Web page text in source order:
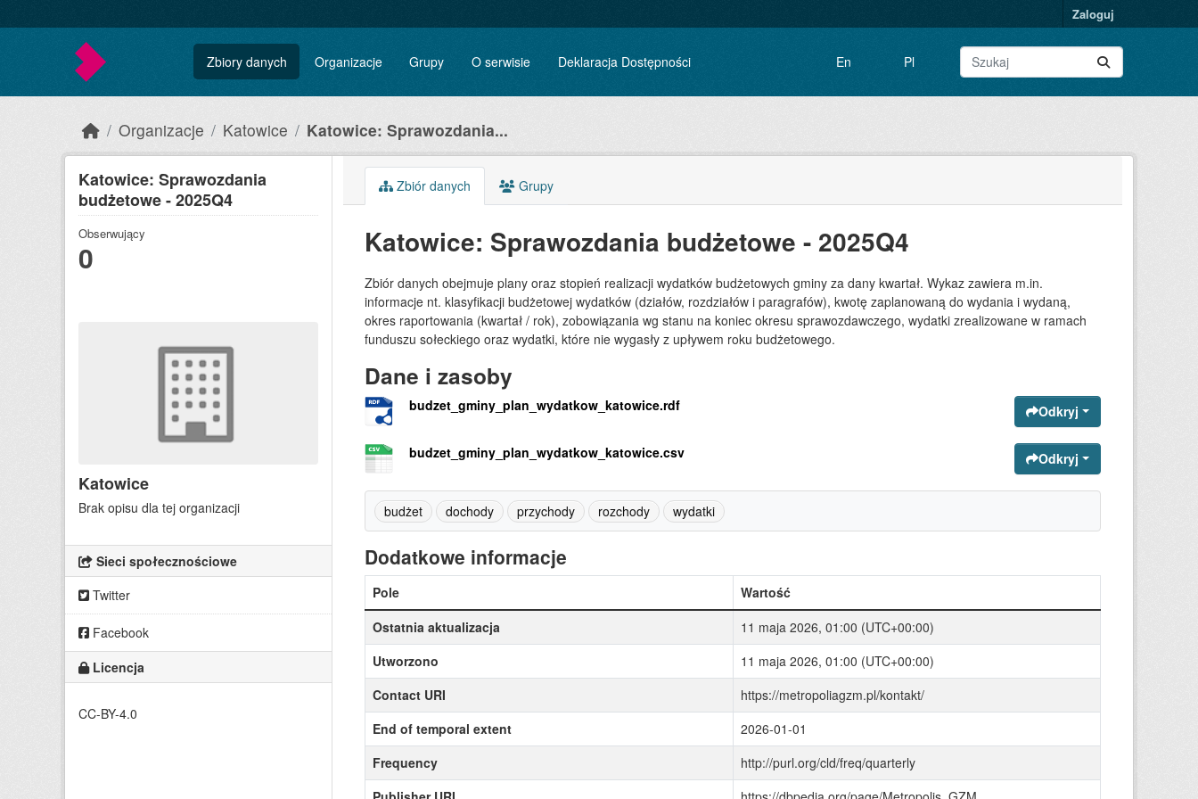
Zaloguj
Zbiory danych Organizacje Grupy O serwisie Deklaracja Dostępności En Pl
Organizacje Katowice Katowice: Sprawozdania...
Katowice: Sprawozdania
budżetowe - 2025Q4
Obserwujący
0
Katowice
Brak opisu dla tej organizacji
Sieci społecznościowe
Twitter
Facebook
Licencja
CC-BY-4.0
Zbiór danych Grupy
Katowice: Sprawozdania budżetowe - 2025Q4
Zbiór danych obejmuje plany oraz stopień realizacji wydatków budżetowych gminy za dany kwartał. Wykaz zawiera m.in.
informacje nt. klasyfikacji budżetowej wydatków (działów, rozdziałów i paragrafów), kwotę zaplanowaną do wydania i wydaną,
okres raportowania (kwartał / rok), zobowiązania wg stanu na koniec okresu sprawozdawczego, wydatki zrealizowane w ramach
funduszu sołeckiego oraz wydatki, które nie wygasły z upływem roku budżetowego.
Dane i zasoby
budzet_gminy_plan_wydatkow_katowice.rdf Odkryj
budzet_gminy_plan_wydatkow_katowice.csv Odkryj
budżet dochody przychody rozchody wydatki
Dodatkowe informacje
Pole
Wartość
Ostatnia aktualizacja
11 maja 2026, 01:00 (UTC+00:00)
Utworzono
11 maja 2026, 01:00 (UTC+00:00)
Contact URI
https://metropoliagzm.pl/kontakt/
End of temporal extent
2026-01-01
Frequency
http://purl.org/cld/freq/quarterly